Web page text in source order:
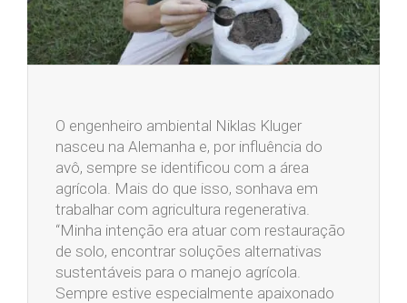
O engenheiro ambiental Niklas Kluger
nasceu na Alemanha e, por influência do
avô, sempre se identificou com a área
agrícola. Mais do que isso, sonhava em
trabalhar com agricultura regenerativa.
“Minha intenção era atuar com restauração
de solo, encontrar soluções alternativas
sustentáveis para o manejo agrícola.
Sempre estive especialmente apaixonado